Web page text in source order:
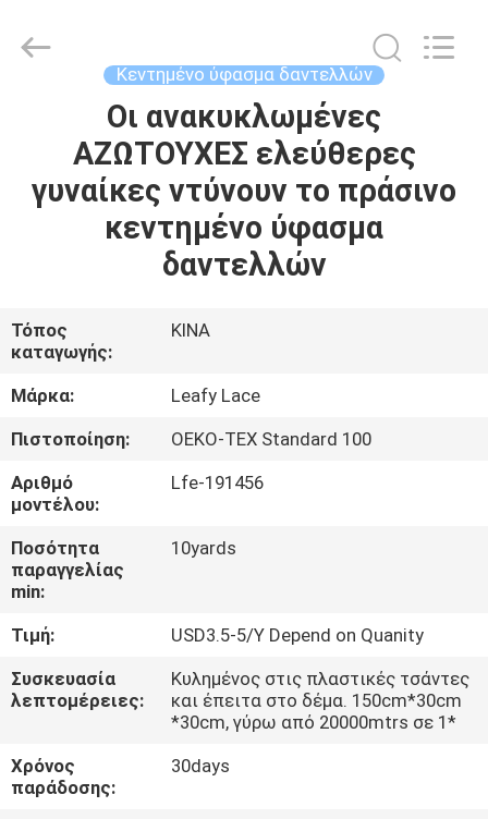
ΑΡΧΙΚΉ
ΣΕΛΊΔΑ
ΠΡΟΪΌΝΤΑ
ΜΕ
ΕΜΆΣ
ΓΎΡΟΣ
ΕΡΓΟΣΤΑΣΊΩΝ
ΠΟΙΟΤΙΚΌΣ
ΈΛΕΓΧΟΣ
ΕΠΑΦΉ
ΝΈΑ
ΖΗΤΉΣΤΕ
Κεντημένο ύφασμα δαντελλών
Οι ανακυκλωμένες
ΑΖΩΤΟΥΧΕΣ ελεύθερες
γυναίκες ντύνουν το πράσινο
κεντημένο ύφασμα
δαντελλών
Τόπος
καταγωγής:
ΚΙΝΑ
Μάρκα:
Leafy Lace
Πιστοποίηση:
OEKO-TEX Standard 100
Αριθμό
μοντέλου:
Lfe-191456
Ποσότητα
παραγγελίας
min:
10yards
Τιμή:
USD3.5-5/Y Depend on Quanity
Συσκευασία
λεπτομέρειες:
Κυλημένος στις πλαστικές τσάντες
και έπειτα στο δέμα. 150cm*30cm
*30cm, γύρω από 20000mtrs σε 1*
Χρόνος
παράδοσης:
30days